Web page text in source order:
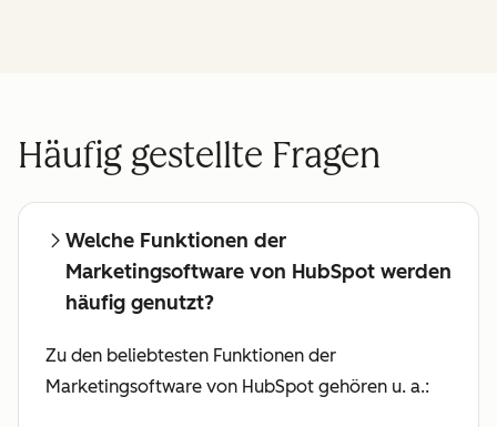
Häufig gestellte Fragen
Welche Funktionen der
Marketingsoftware von HubSpot werden
häufig genutzt?
Zu den beliebtesten Funktionen der
Marketingsoftware von HubSpot gehören u. a.: